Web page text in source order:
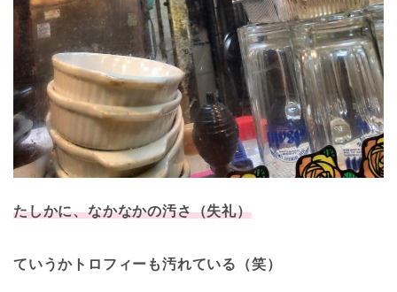
たしかに、なかなかの汚さ（失礼）
ていうかトロフィーも汚れている（笑）